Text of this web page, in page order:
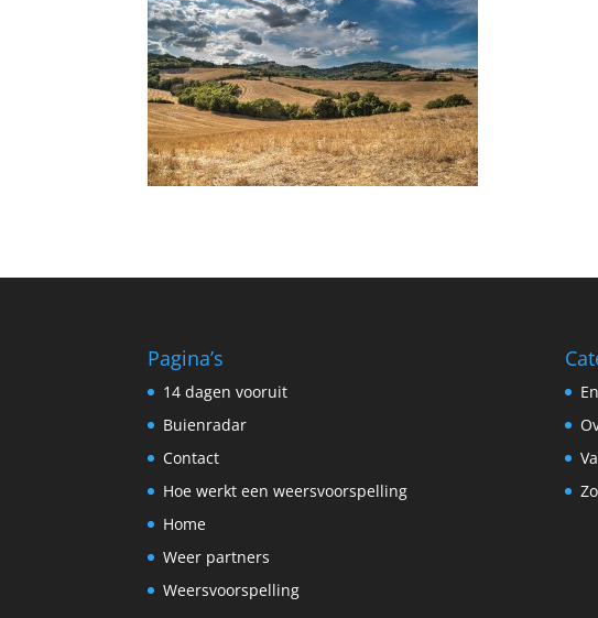
Pagina’s
14 dagen vooruit
Buienradar
Contact
Hoe werkt een weersvoorspelling
Home
Weer partners
Weersvoorspelling